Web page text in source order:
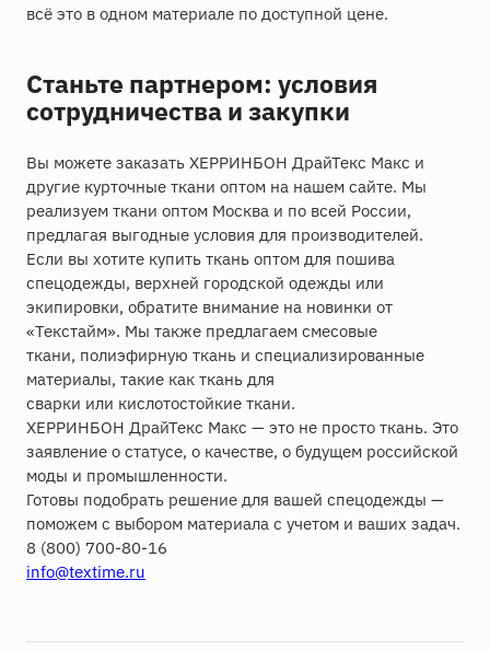
всё это в одном материале по доступной цене.
Станьте партнером: условия
сотрудничества и закупки
Вы можете заказать ХЕРРИНБОН ДрайТекс Макс и
другие курточные ткани оптом на нашем сайте. Мы
реализуем ткани оптом Москва и по всей России,
предлагая выгодные условия для производителей.
Если вы хотите купить ткань оптом для пошива
спецодежды, верхней городской одежды или
экипировки, обратите внимание на новинки от
«Текстайм». Мы также предлагаем смесовые
ткани, полиэфирную ткань и специализированные
материалы, такие как ткань для
сварки или кислотостойкие ткани.
ХЕРРИНБОН ДрайТекс Макс — это не просто ткань. Это
заявление о статусе, о качестве, о будущем российской
моды и промышленности.
Готовы подобрать решение для вашей спецодежды —
поможем с выбором материала с учетом и ваших задач.
8 (800) 700-80-16
info@textime.ru